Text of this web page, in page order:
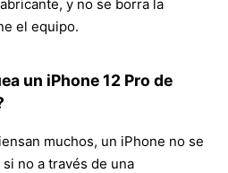
y no se borra la
el equipo.
un iPhone 12 Pro de
muchos, un iPhone no se
no a través de una